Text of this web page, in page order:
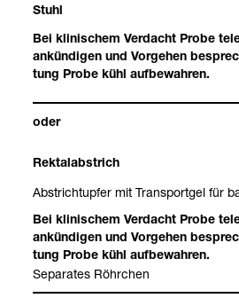
Stuhl
Bei kli­ni­schem Ver­dacht Probe
ankün­di­gen und Vor­ge­hen
tung Probe kühl auf­be­wah­ren.
oder
Rek­tal­ab­strich
Abst­rich­tup­fer mit Trans­port­gel für
Bei kli­ni­schem Ver­dacht Probe
ankün­di­gen und Vor­ge­hen
tung Probe kühl auf­be­wah­ren.
Sepa­ra­tes Röhr­chen